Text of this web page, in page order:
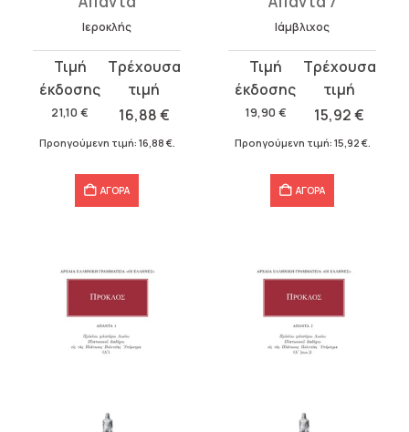
Ιεροκλής
21,10 €
Original
price
was:
16,88€
τρέχουσα
τιμή
Προηγούμενη τιμή: 16,88 €.
ΑΓΟΡΑ
Ιάμβλιχος
19,90 €
Original
price
was:
19,90 €.
15,92€
τρέχουσα
τιμή
Προηγούμενη τιμή: 15,92 €.
ΑΓΟΡΑ